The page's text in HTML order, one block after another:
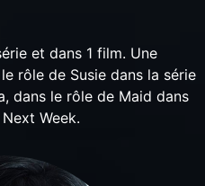
et dans 1 film. Une
rôle de Susie dans la série
dans le rôle de Maid dans
Week.